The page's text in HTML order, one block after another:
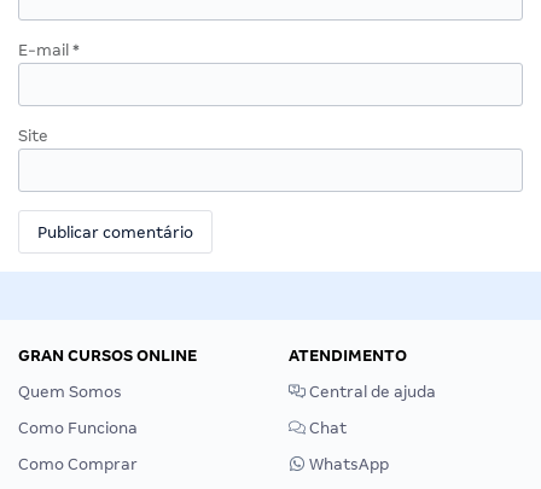
E-mail *
Site
GRAN CURSOS ONLINE
Quem Somos
Como Funciona
Como Comprar
ATENDIMENTO
Central de ajuda
Chat
WhatsApp